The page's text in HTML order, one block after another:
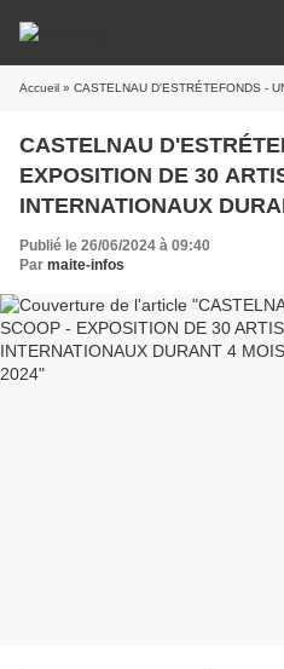
Accueil » CASTELNAU D'ESTRÉTEFONDS - UN SCOOP - EXPOSITION DE 30
CASTELNAU
EXPOSITION DE 30
INTERNATIONAUX
À FIN OCTOBRE 2024
Publié le 26/06/2024 à 09:40
Par maite-infos